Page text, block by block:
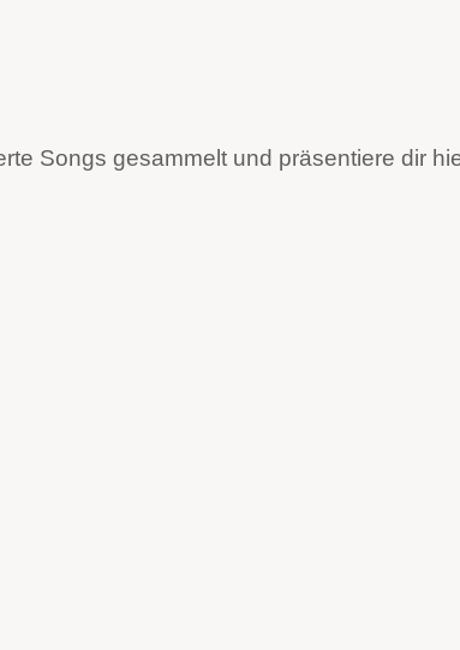
Songs gesammelt und präsentiere dir